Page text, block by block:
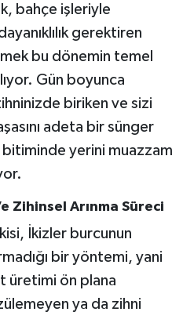
bahçe işleriyle
gerektiren
bu dönemin temel
Gün boyunca
biriken ve sizi
adeta bir sünger
bitiminde yerini muazzam
Zihinsel Arınma Süreci
İkizler burcunun
bir yöntemi, yani
üretimi ön plana
ya da zihni